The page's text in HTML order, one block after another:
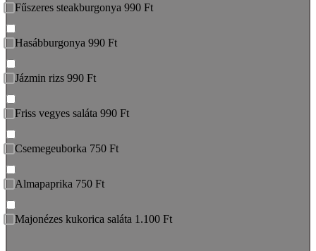
Fűszeres steakburgonya 990 Ft
Hasábburgonya 990 Ft
Jázmin rizs 990 Ft
Friss vegyes saláta 990 Ft
Csemegeuborka 750 Ft
Almapaprika 750 Ft
Majonézes kukorica saláta 1.100 Ft